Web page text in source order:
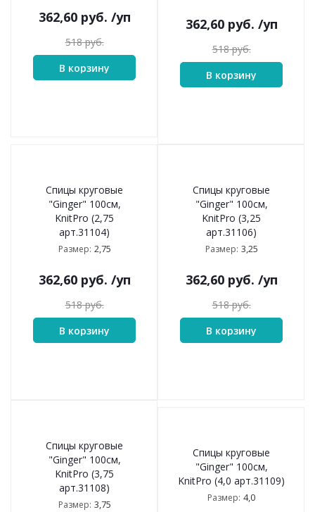
362,60руб. /уп
518руб.
В корзину
362,60руб. /уп
518руб.
В корзину
Спицы круговые
"Ginger" 100см,
KnitPro (2,75
арт.31104)
Размер: 2,75
362,60руб. /уп
518руб.
В корзину
Спицы круговые
"Ginger" 100см,
KnitPro (3,25
арт.31106)
Размер: 3,25
362,60руб. /уп
518руб.
В корзину
Спицы круговые
"Ginger" 100см,
KnitPro (3,75
арт.31108)
Размер: 3,75
Спицы круговые
"Ginger" 100см,
KnitPro (4,0 арт.31109)
Размер: 4,0